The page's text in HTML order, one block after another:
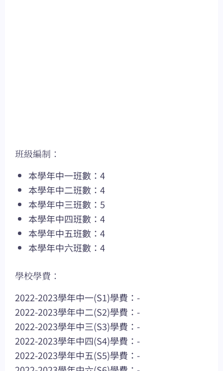
班級編制：
本學年中一班數：4
本學年中二班數：4
本學年中三班數：5
本學年中四班數：4
本學年中五班數：4
本學年中六班數：4
學校學費：
2022-2023學年中一(S1)學費：-
2022-2023學年中二(S2)學費：-
2022-2023學年中三(S3)學費：-
2022-2023學年中四(S4)學費：-
2022-2023學年中五(S5)學費：-